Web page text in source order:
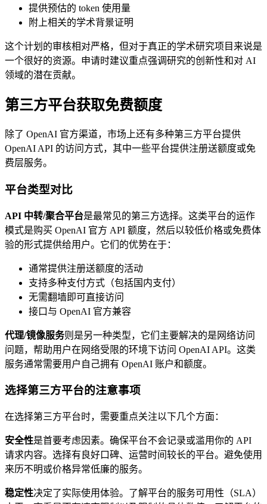
提供预估的 token 使用量
附上相关的学术背景证明
这个计划的审核相对严格，但对于真正的学术研究项目来说是
一个很好的资源。申请时建议重点强调研究的创新性和对 AI
领域的潜在贡献。
第三方平台获取免费额度
除了 OpenAI 官方渠道，市场上还有多种第三方平台提供
OpenAI API 的访问方式，其中一些平台提供注册送额度或免
费层服务。
平台类型对比
API 中转/聚合平台是最常见的第三方选择。这类平台的运作
模式是购买 OpenAI 官方 API 额度，然后以较低价格或免费体
验的形式提供给用户。它们的优势在于：
通常提供注册送额度的活动
支持多种支付方式（包括国内支付）
无需翻墙即可直接访问
接口与 OpenAI 官方兼容
代理/镜像服务则是另一种类型，它们主要解决的是网络访问
问题，帮助用户在网络受限的环境下访问 OpenAI API。这类
服务通常需要用户自己拥有 OpenAI 账户和额度。
选择第三方平台的注意事项
在选择第三方平台时，需要重点关注以下几个方面：
安全性是首要考虑因素。确保平台不会记录或滥用你的 API
请求内容。选择有良好口碑、运营时间较长的平台。避免使用
来历不明或价格异常低廉的服务。
稳定性决定了实际使用体验。了解平台的服务可用性（SLA）